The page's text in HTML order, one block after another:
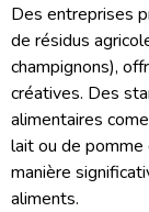
Des entreprises
de résidus
champignons),
créatives. Des
alimentaires
lait ou de
manière
aliments.